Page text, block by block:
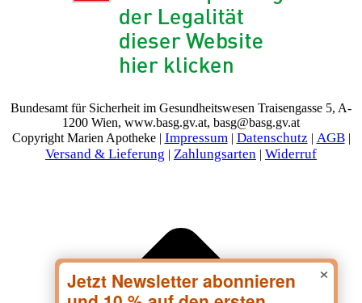
Bundesamt für Sicherheit im Gesundheitswesen Traisengasse 5, A-
1200 Wien, www.basg.gv.at, basg@basg.gv.at
Copyright Marien Apotheke | Impressum | Datenschutz | AGB|
Versand & Lieferung | Zahlungsarten | Widerruf
×